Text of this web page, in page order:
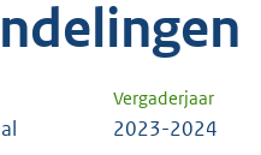
Vergaderjaar
2023-2024